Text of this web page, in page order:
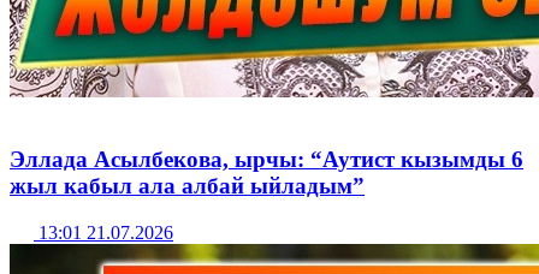
Эллада Асылбекова, ырчы: “Аутист кызымды 6
жыл кабыл ала албай ыйладым”
13:01 21.07.2026